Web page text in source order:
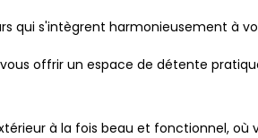
qui s'intègrent harmonieusement à
offrir un espace de détente
à la fois beau et fonctionnel, où